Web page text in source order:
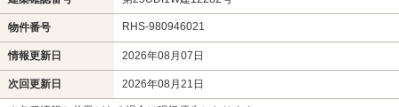
物件番号 RHS-980946021
情報更新日 2026年08月07日
次回更新日 2026年08月21日